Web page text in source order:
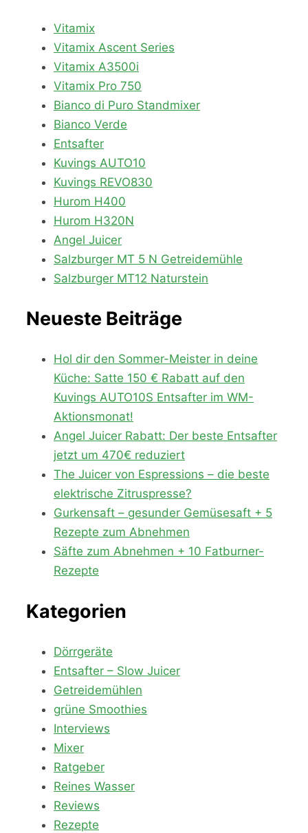
Vitamix
Vitamix Ascent Series
Vitamix A3500i
Vitamix Pro 750
Bianco di Puro Standmixer
Bianco Verde
Entsafter
Kuvings AUTO10
Kuvings REVO830
Hurom H400
Hurom H320N
Angel Juicer
Salzburger MT 5 N Getreidemühle
Salzburger MT12 Naturstein
Neueste Beiträge
Hol dir den Sommer-Meister in deine
Küche: Satte 150 € Rabatt auf den
Kuvings AUTO10S Entsafter im WM-
Aktionsmonat!
Angel Juicer Rabatt: Der beste Entsafter
jetzt um 470€ reduziert
The Juicer von Espressions – die beste
elektrische Zitruspresse?
Gurkensaft – gesunder Gemüsesaft + 5
Rezepte zum Abnehmen
Säfte zum Abnehmen + 10 Fatburner-
Rezepte
Kategorien
Dörrgeräte
Entsafter – Slow Juicer
Getreidemühlen
grüne Smoothies
Interviews
Mixer
Ratgeber
Reines Wasser
Reviews
Rezepte